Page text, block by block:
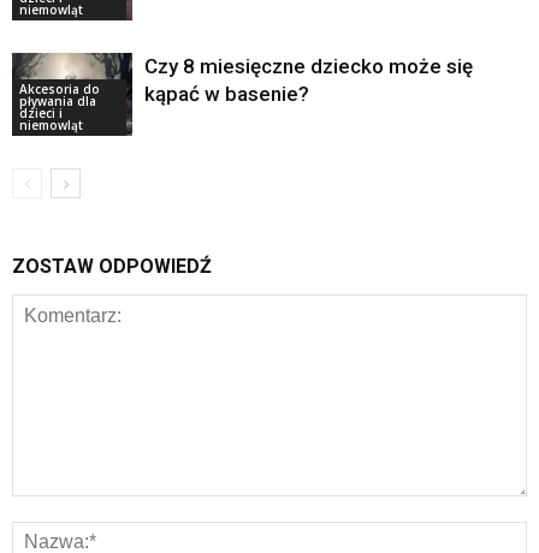
niemowląt
Akcesoria do
pływania dla
dzieci i
niemowląt
Czy 8 miesięczne dziecko może się
kąpać w basenie?
ZOSTAW ODPOWIEDŹ